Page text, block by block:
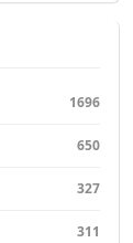
1696
650
327
311